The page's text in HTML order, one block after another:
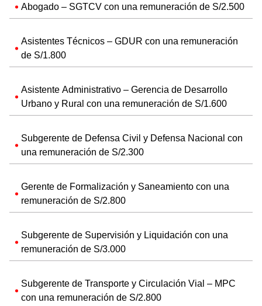
Abogado – SGTCV con una remuneración de S/2.500
Asistentes Técnicos – GDUR con una remuneración
de S/1.800
Asistente Administrativo – Gerencia de Desarrollo
Urbano y Rural con una remuneración de S/1.600
Subgerente de Defensa Civil y Defensa Nacional con
una remuneración de S/2.300
Gerente de Formalización y Saneamiento con una
remuneración de S/2.800
Subgerente de Supervisión y Liquidación con una
remuneración de S/3.000
Subgerente de Transporte y Circulación Vial – MPC
con una remuneración de S/2.800